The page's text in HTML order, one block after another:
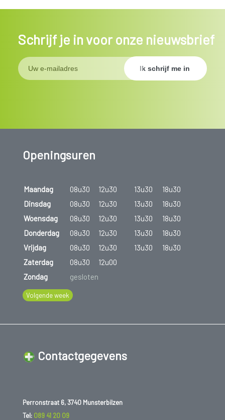
Schrijf je in voor onze nieuwsbrief
Openingsuren
Maandag 08u30 12u30 13u30
18u30
Dinsdag
08u30 12u30 13u30
18u30
Woensdag
08u30 12u30 13u30
18u30
Donderdag
08u30 12u30 13u30
18u30
Vrijdag
08u30 12u30 13u30
18u30
Zaterdag
08u30
12u00
Zondag
gesloten
Volgende week
Contactgegevens
Perronstraat 6, 3740 Munsterbilzen
Tel: 089 41 20 09